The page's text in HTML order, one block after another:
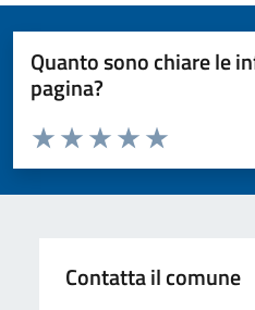
Quanto sono chiare le
pagina?
Valuta da 1 a 5 stelle la pagina
Valuta 5 stelle
Valuta 4 stelle su 5
Valuta 3 stelle su 5
Valuta 2 stelle su 5
Valuta 1 stelle su 5
Contatta il comune